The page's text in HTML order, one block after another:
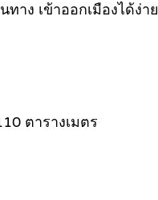
าง เข้าออกเมืองได้ง่าย
ตารางเมตร